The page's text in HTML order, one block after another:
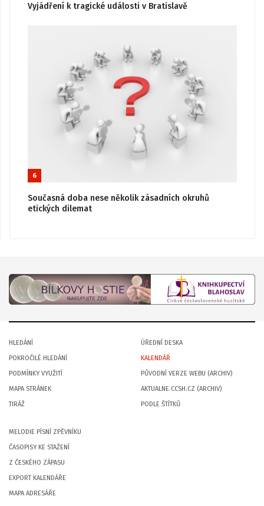
Vyjádření k tragické události v Bratislavě
6
Současná doba nese několik zásadních okruhů
etických dilemat
HLEDÁNÍ
POKROČILÉ HLEDÁNÍ
PODMÍNKY VYUŽITÍ
MAPA STRÁNEK
TIRÁŽ
ÚŘEDNÍ DESKA
KALENDÁŘ
PŮVODNÍ VERZE WEBU (ARCHIV)
AKTUALNE.CCSH.CZ (ARCHIV)
PODLE ŠTÍTKŮ
MELODIE PÍSNÍ ZPĚVNÍKU
ČASOPISY KE STAŽENÍ
Z ČESKÉHO ZÁPASU
EXPORT KALENDÁŘE
MAPA ADRESÁŘE